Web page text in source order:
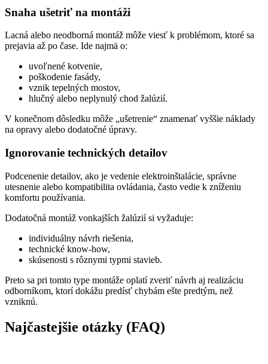
Snaha ušetriť na montáži
Lacná alebo neodborná montáž môže viesť k problémom, ktoré sa
prejavia až po čase. Ide najmä o:
uvoľnené kotvenie,
poškodenie fasády,
vznik tepelných mostov,
hlučný alebo neplynulý chod žalúzií.
V konečnom dôsledku môže „ušetrenie“ znamenať vyššie náklady
na opravy alebo dodatočné úpravy.
Ignorovanie technických detailov
Podcenenie detailov, ako je vedenie elektroinštalácie, správne
utesnenie alebo kompatibilita ovládania, často vedie k zníženiu
komfortu používania.
Dodatočná montáž vonkajších žalúzií si vyžaduje:
individuálny návrh riešenia,
technické know-how,
skúsenosti s rôznymi typmi stavieb.
Preto sa pri tomto type montáže oplatí zveriť návrh aj realizáciu
odborníkom, ktorí dokážu predísť chybám ešte predtým, než
vzniknú.
Najčastejšie otázky (FAQ)